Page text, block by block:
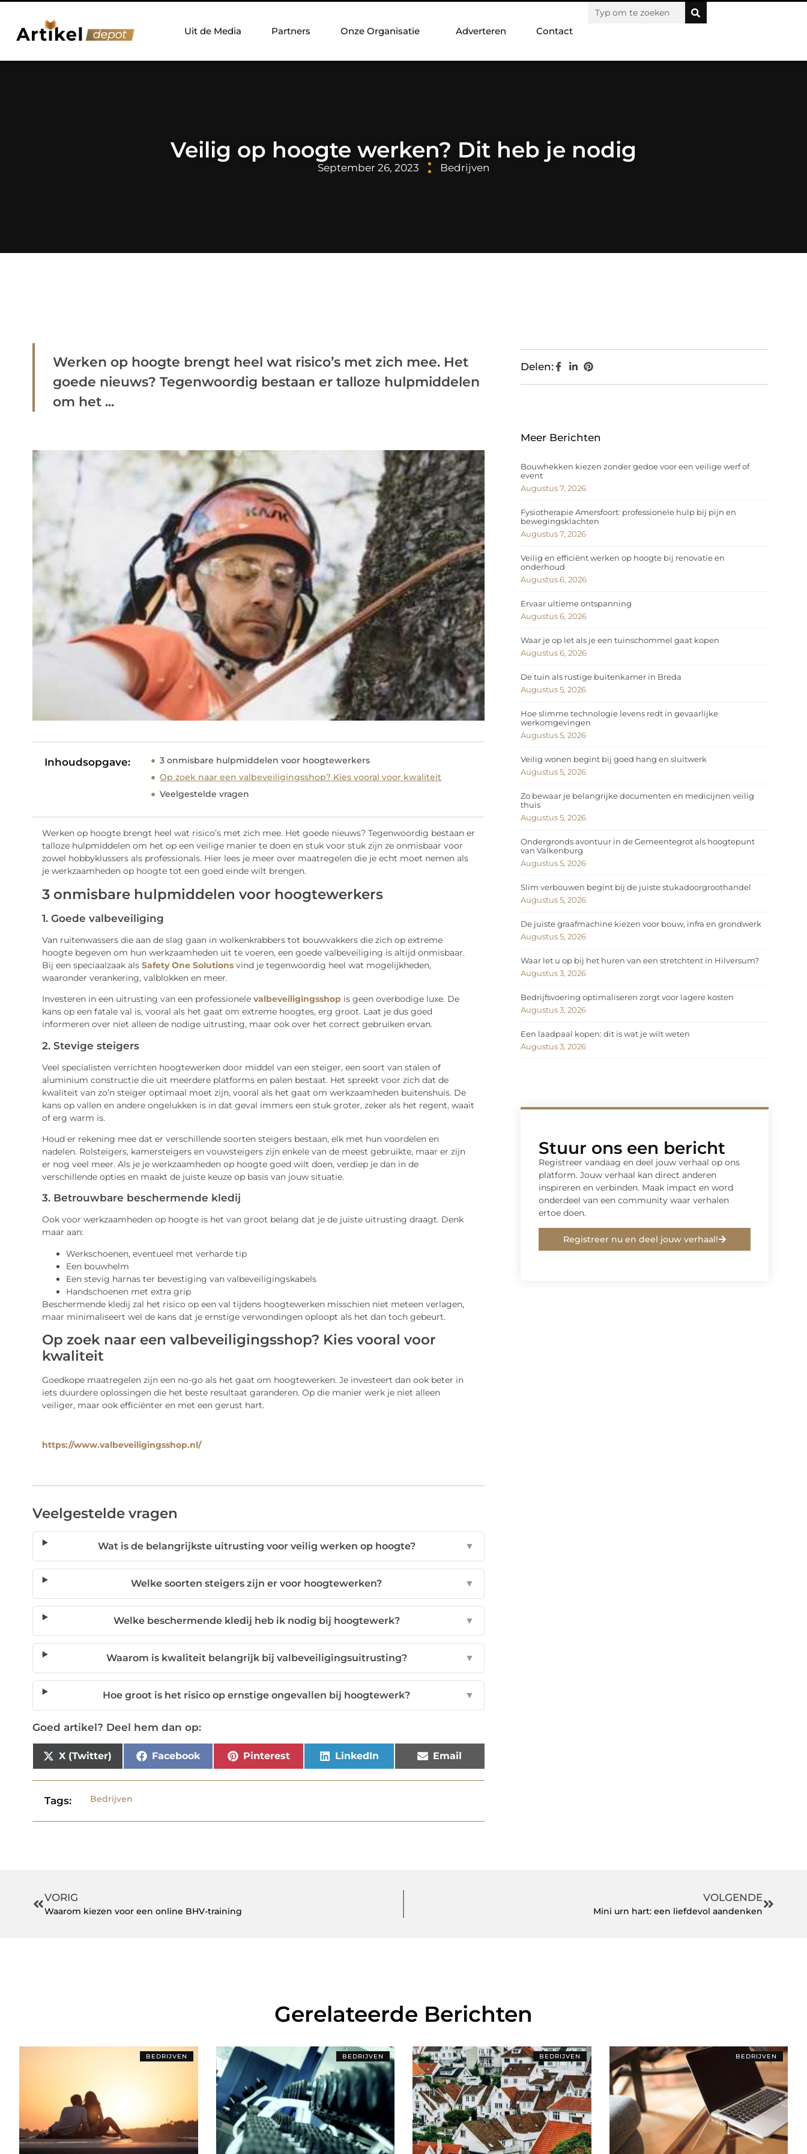
Uit de Media Partners Onze Organisatie Adverteren Contact
Veilig op hoogte werken? Dit heb je nodig
September 26, 2023 Bedrijven
Werken op hoogte brengt heel wat risico’s met zich mee. Het
goede nieuws? Tegenwoordig bestaan er talloze hulpmiddelen
om het ...
Inhoudsopgave:
3 onmisbare hulpmiddelen voor hoogtewerkers
Op zoek naar een valbeveiligingsshop? Kies vooral voor kwaliteit
Veelgestelde vragen
Werken op hoogte brengt heel wat risico’s met zich mee. Het goede nieuws? Tegenwoordig bestaan er
talloze hulpmiddelen om het op een veilige manier te doen en stuk voor stuk zijn ze onmisbaar voor
zowel hobbyklussers als professionals. Hier lees je meer over maatregelen die je echt moet nemen als
je werkzaamheden op hoogte tot een goed einde wilt brengen.
3 onmisbare hulpmiddelen voor hoogtewerkers
1. Goede valbeveiliging
Van ruitenwassers die aan de slag gaan in wolkenkrabbers tot bouwvakkers die zich op extreme
hoogte begeven om hun werkzaamheden uit te voeren, een goede valbeveiliging is altijd onmisbaar.
Bij een speciaalzaak als Safety One Solutionsvind je tegenwoordig heel wat mogelijkheden,
waaronder verankering, valblokken en meer.
Investeren in een uitrusting van een professionele valbeveiligingsshopis geen overbodige luxe. De
kans op een fatale val is, vooral als het gaat om extreme hoogtes, erg groot. Laat je dus goed
informeren over niet alleen de nodige uitrusting, maar ook over het correct gebruiken ervan.
2. Stevige steigers
Veel specialisten verrichten hoogtewerken door middel van een steiger, een soort van stalen of
aluminium constructie die uit meerdere platforms en palen bestaat. Het spreekt voor zich dat de
kwaliteit van zo’n steiger optimaal moet zijn, vooral als het gaat om werkzaamheden buitenshuis. De
kans op vallen en andere ongelukken is in dat geval immers een stuk groter, zeker als het regent, waait
of erg warm is.
Houd er rekening mee dat er verschillende soorten steigers bestaan, elk met hun voordelen en
nadelen. Rolsteigers, kamersteigers en vouwsteigers zijn enkele van de meest gebruikte, maar er zijn
er nog veel meer. Als je je werkzaamheden op hoogte goed wilt doen, verdiep je dan in de
verschillende opties en maakt de juiste keuze op basis van jouw situatie.
3. Betrouwbare beschermende kledij
Ook voor werkzaamheden op hoogte is het van groot belang dat je de juiste uitrusting draagt. Denk
maar aan:
Werkschoenen, eventueel met verharde tip
Een bouwhelm
Een stevig harnas ter bevestiging van valbeveiligingskabels
Handschoenen met extra grip
Beschermende kledij zal het risico op een val tijdens hoogtewerken misschien niet meteen verlagen,
maar minimaliseert wel de kans dat je ernstige verwondingen oploopt als het dan toch gebeurt.
Op zoek naar een valbeveiligingsshop? Kies vooral voor
kwaliteit
Goedkope maatregelen zijn een no-go als het gaat om hoogtewerken. Je investeert dan ook beter in
iets duurdere oplossingen die het beste resultaat garanderen. Op die manier werk je niet alleen
veiliger, maar ook efficiënter en met een gerust hart.
https://www.valbeveiligingsshop.nl/
Veelgestelde vragen
Wat is de belangrijkste uitrusting voor veilig werken op hoogte? ▼
Welke soorten steigers zijn er voor hoogtewerken? ▼
Welke beschermende kledij heb ik nodig bij hoogtewerk? ▼
Waarom is kwaliteit belangrijk bij valbeveiligingsuitrusting? ▼
Hoe groot is het risico op ernstige ongevallen bij hoogtewerk? ▼
Goed artikel? Deel hem dan op:
X (Twitter) Facebook Pinterest LinkedIn Email
Tags: Bedrijven
Delen:
Meer Berichten
Bouwhekken kiezen zonder gedoe voor een veilige werf of
event
Augustus 7, 2026
Fysiotherapie Amersfoort: professionele hulp bij pijn en
bewegingsklachten
Augustus 7, 2026
Veilig en efficiënt werken op hoogte bij renovatie en
onderhoud
Augustus 6, 2026
Ervaar ultieme ontspanning
Augustus 6, 2026
Waar je op let als je een tuinschommel gaat kopen
Augustus 6, 2026
De tuin als rustige buitenkamer in Breda
Augustus 5, 2026
Hoe slimme technologie levens redt in gevaarlijke
werkomgevingen
Augustus 5, 2026
Veilig wonen begint bij goed hang en sluitwerk
Augustus 5, 2026
Zo bewaar je belangrijke documenten en medicijnen veilig
thuis
Augustus 5, 2026
Ondergronds avontuur in de Gemeentegrot als hoogtepunt
van Valkenburg
Augustus 5, 2026
Slim verbouwen begint bij de juiste stukadoorgroothandel
Augustus 5, 2026
De juiste graafmachine kiezen voor bouw, infra en grondwerk
Augustus 5, 2026
Waar let u op bij het huren van een stretchtent in Hilversum?
Augustus 3, 2026
Bedrijfsvoering optimaliseren zorgt voor lagere kosten
Augustus 3, 2026
Een laadpaal kopen: dit is wat je wilt weten
Augustus 3, 2026
Stuur ons een bericht
Registreer vandaag en deel jouw verhaal op ons
platform. Jouw verhaal kan direct anderen
inspireren en verbinden. Maak impact en word
onderdeel van een community waar verhalen
ertoe doen.
Registreer nu en deel jouw verhaal!
VORIG
Waarom kiezen voor een online BHV-training
VOLGENDE
Mini urn hart: een liefdevol aandenken
Gerelateerde Berichten
BEDRIJVEN BEDRIJVEN BEDRIJVEN BEDRIJVEN